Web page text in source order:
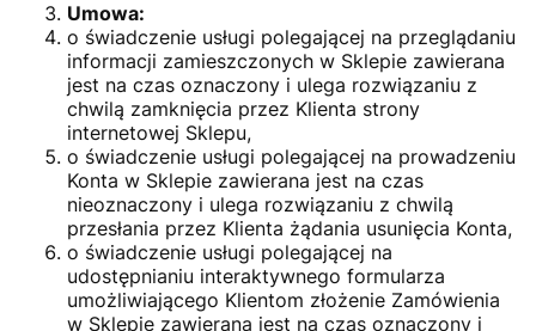
Umowa:
o świadczenie usługi polegającej na przeglądaniu
informacji zamieszczonych w Sklepie zawierana
jest na czas oznaczony i ulega rozwiązaniu z
chwilą zamknięcia przez Klienta strony
internetowej Sklepu,
o świadczenie usługi polegającej na prowadzeniu
Konta w Sklepie zawierana jest na czas
nieoznaczony i ulega rozwiązaniu z chwilą
przesłania przez Klienta żądania usunięcia Konta,
o świadczenie usługi polegającej na
udostępnianiu interaktywnego formularza
umożliwiającego Klientom złożenie Zamówienia
w Sklepie zawierana jest na czas oznaczony i